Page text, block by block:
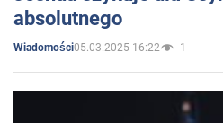
absolutnego
Wiadomości05.03.2025 16:22 1